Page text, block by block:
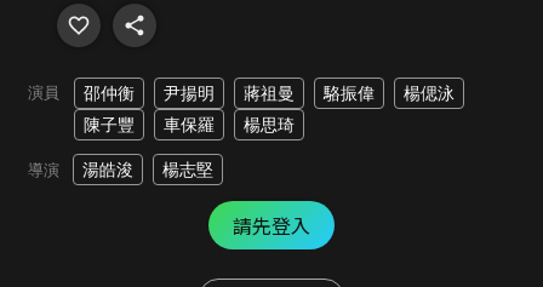
演員 邵仲衡 尹揚明 蔣祖曼 駱振偉
楊偲泳
陳子豐
車保羅 楊思琦
導演 湯皓浚 楊志堅
請先登入